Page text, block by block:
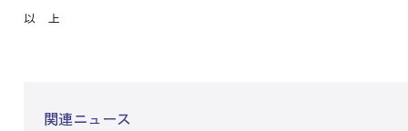
以 上
関連ニュース